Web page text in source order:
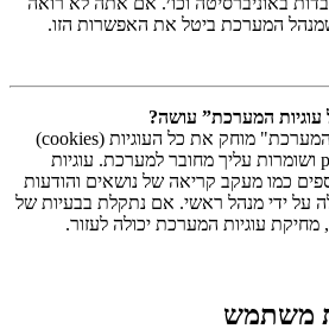
המערכת ביטל את האפשרות הזו.
המערכת” עושה?
"מחק את כל עוגיות המערכת" מוחק את כל העוגיות (cookies)
שנוצרו על ידי phpBB ושומרות עליך מחובר למערכת. עוגיות
כמו מעקב קריאה של נושאים והודעות
על ידי מנהל ראשי. אם נתקלת בבעיות של
עוגיות המערכת יכולה לעזור.
משתמש